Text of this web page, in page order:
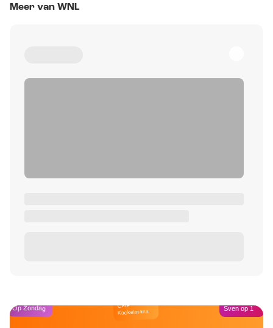
Meer van WNL
Op Zondag Café
Kockelmann Sven op 1